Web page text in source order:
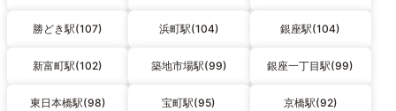
勝どき駅(107) 浜町駅(104) 銀座駅(104)
新富町駅(102) 築地市場駅(99) 銀座一丁目駅(99)
東日本橋駅(98) 宝町駅(95) 京橋駅(92)